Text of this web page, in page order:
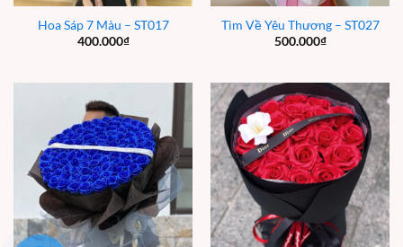
Hoa Sáp 7 Màu – ST017
400.000₫
Tìm Về Yêu Thương – ST027
500.000₫